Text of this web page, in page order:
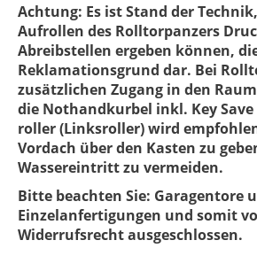
Achtung: Es ist Stand der
Aufrollen des Rolltorpanzers
Abreibstellen ergeben können,
Reklamationsgrund dar. Bei
zusätzlichen Zugang in den
die Nothandkurbel inkl. Key
roller (Linksroller) wird
Vordach über den Kasten zu
Wassereintritt zu vermeiden.
Bitte beachten Sie: Garagentore
Einzelanfertigungen und somit
Widerrufsrecht ausgeschlossen.